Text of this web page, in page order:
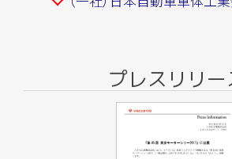
プレスリリー